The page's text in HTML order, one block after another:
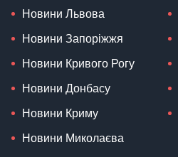
Новини Львова
Новини Запоріжжя
Новини Кривого Рогу
Новини Донбасу
Новини Криму
Новини Миколаєва